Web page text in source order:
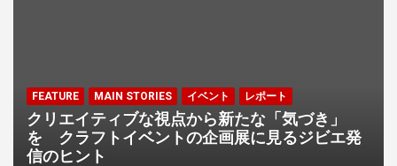
FEATURE MAIN STORIES イベント レポート
クリエイティブな視点から新たな「気づき」
を クラフトイベントの企画展に見るジビエ発
信のヒント